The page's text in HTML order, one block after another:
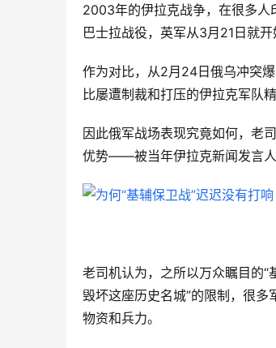
2003年的伊拉克战争，在很多
巴士拉战役，英军从3月21日就
作为对比，从2月24日俄乌冲突
比屡遭制裁和打压的伊拉克军队
因此俄军战场表现究竟如何，老
优势——被当年伊拉克新闻发言人
老司机认为，之所以万众瞩目的“
毁坏这座历史名城”的限制，很
物资和兵力。